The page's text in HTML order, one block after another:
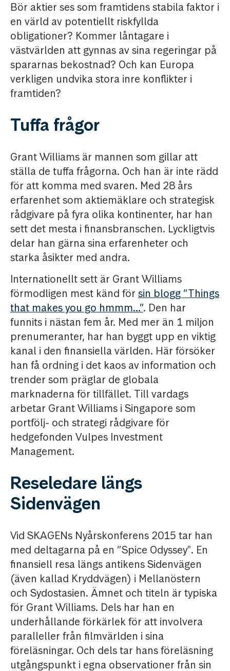
Bör aktier ses som framtidens stabila faktor i
en värld av potentiellt riskfyllda
obligationer? Kommer låntagare i
västvärlden att gynnas av sina regeringar på
spararnas bekostnad? Och kan Europa
verkligen undvika stora inre konflikter i
framtiden?
Tuffa frågor
Grant Williams är mannen som gillar att
ställa de tuffa frågorna. Och han är inte rädd
för att komma med svaren. Med 28 års
erfarenhet som aktiemäklare och strategisk
rådgivare på fyra olika kontinenter, har han
sett det mesta i finansbranschen. Lyckligtvis
delar han gärna sina erfarenheter och
starka åsikter med andra.
Internationellt sett är Grant Williams
förmodligen mest känd för sin blogg ”Things
that makes you go hmmm…”. Den har
funnits i nästan fem år. Med mer än 1 miljon
prenumeranter, har han byggt upp en viktig
kanal i den finansiella världen. Här försöker
han få ordning i det kaos av information och
trender som präglar de globala
marknaderna för tillfället. Till vardags
arbetar Grant Williams i Singapore som
portfölj- och strategi rådgivare för
hedgefonden Vulpes Investment
Management.
Reseledare längs
Sidenvägen
Vid SKAGENs Nyårskonferens 2015 tar han
med deltagarna på en ”Spice Odyssey". En
finansiell resa längs antikens Sidenvägen
(även kallad Kryddvägen) i Mellanöstern
och Sydostasien. Ämnet och titeln är typiska
för Grant Williams. Dels har han en
underhållande förkärlek för att involvera
paralleller från filmvärlden i sina
föreläsningar. Och dels tar hans föreläsning
utgångspunkt i egna observationer från sin